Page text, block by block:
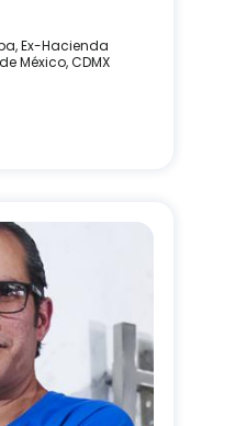
Ex-Hacienda
México, CDMX